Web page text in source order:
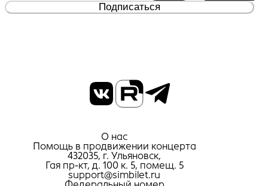
Подписаться
О нас
Помощь в продвижении концерта
432035, г. Ульяновск,
Гая пр-кт, д. 100 к. 5, помещ. 5
support@simbilet.ru